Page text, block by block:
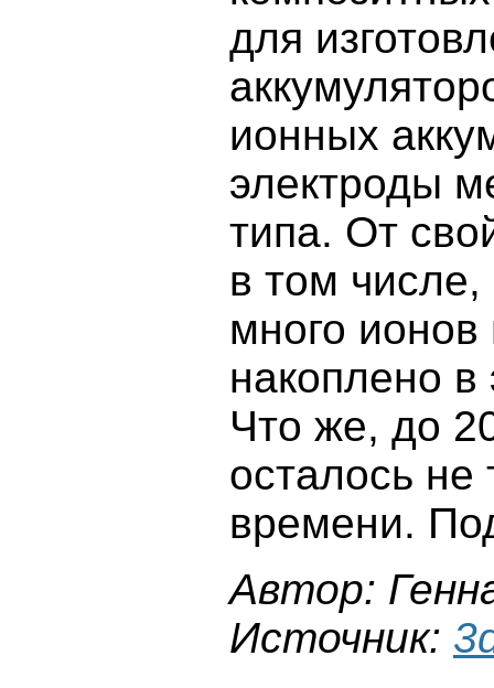
для
ионных
электроды
типа. От
в том числе,
много
накоплено в
Что же, до
осталось не
времени.
Автор:
Источник: